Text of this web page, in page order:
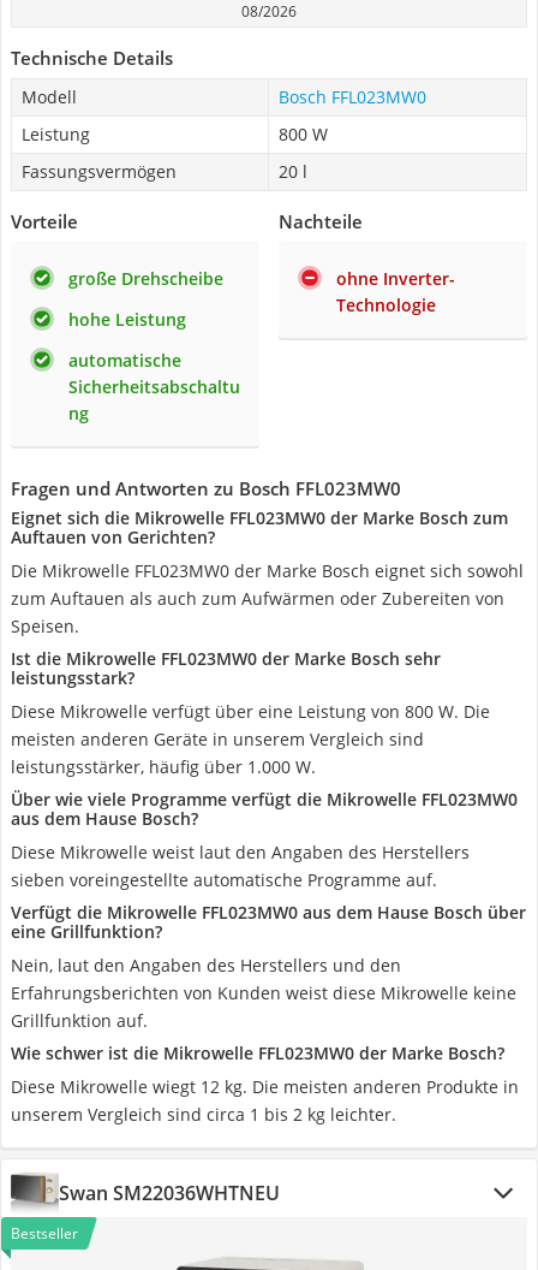
08/2026
Technische Details
Modell
Bosch FFL023MW0
Leistung
800 W
Fassungsvermögen
20 l
Vorteile
große Drehscheibe
hohe Leistung
automatische
Sicherheitsabschaltu
ng
Nachteile
ohne Inverter-
Technologie
Fragen und Antworten zu Bosch FFL023MW0
Eignet sich die Mikrowelle FFL023MW0 der Marke Bosch zum
Auftauen von Gerichten?
Die Mikrowelle FFL023MW0 der Marke Bosch eignet sich sowohl
zum Auftauen als auch zum Aufwärmen oder Zubereiten von
Speisen.
Ist die Mikrowelle FFL023MW0 der Marke Bosch sehr
leistungsstark?
Diese Mikrowelle verfügt über eine Leistung von 800 W. Die
meisten anderen Geräte in unserem Vergleich sind
leistungsstärker, häufig über 1.000 W.
Über wie viele Programme verfügt die Mikrowelle FFL023MW0
aus dem Hause Bosch?
Diese Mikrowelle weist laut den Angaben des Herstellers
sieben voreingestellte automatische Programme auf.
Verfügt die Mikrowelle FFL023MW0 aus dem Hause Bosch über
eine Grillfunktion?
Nein, laut den Angaben des Herstellers und den
Erfahrungsberichten von Kunden weist diese Mikrowelle keine
Grillfunktion auf.
Wie schwer ist die Mikrowelle FFL023MW0 der Marke Bosch?
Diese Mikrowelle wiegt 12 kg. Die meisten anderen Produkte in
unserem Vergleich sind circa 1 bis 2 kg leichter.
Swan SM22036WHTNEU
Bestseller